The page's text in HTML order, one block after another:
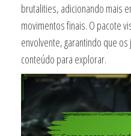
brutalities, adicionando mais
movimentos finais. O pacote
envolvente, garantindo que
conteúdo para explorar.